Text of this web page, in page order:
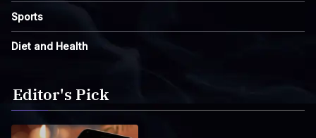
Sports
Diet and Health
Editor's Pick